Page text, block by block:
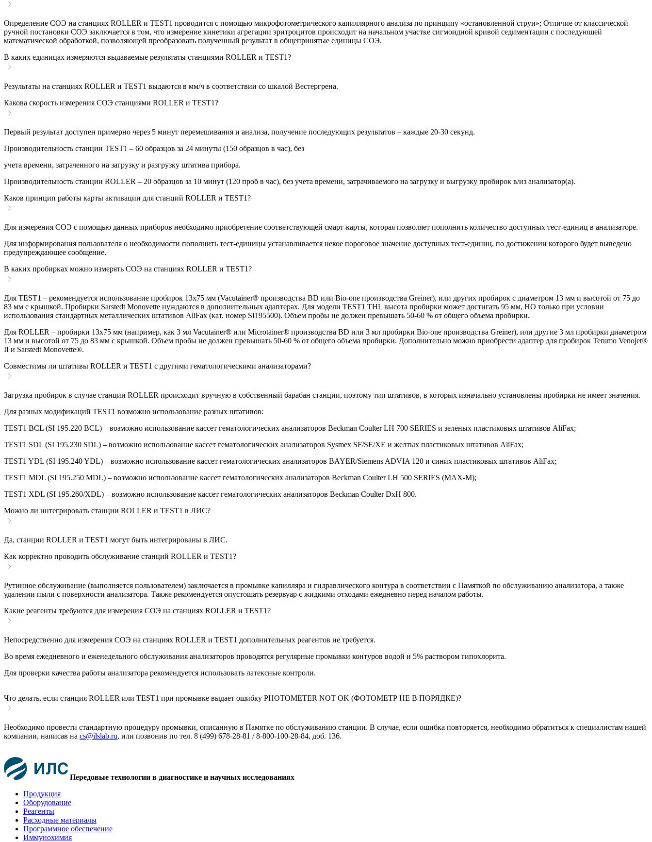
Определение СОЭ на станциях ROLLER и TEST1 проводится с помощью микрофотометрического капиллярного анализа по принципу «остановленной струи»; Отличие от классической
ручной постановки СОЭ заключается в том, что измерение кинетики агрегации эритроцитов происходит на начальном участке сигмоидной кривой седиментации с последующей
математической обработкой, позволяющей преобразовать полученный результат в общепринятые единицы СОЭ.
В каких единицах измеряются выдаваемые результаты станциями ROLLER и TEST1?
Результаты на станциях ROLLER и TEST1 выдаются в мм/ч в соответствии со шкалой Вестергрена.
Какова скорость измерения СОЭ станциями ROLLER и TEST1?
Первый результат доступен примерно через 5 минут перемешивания и анализа, получение последующих результатов – каждые 20-30 секунд.
Производительность станции TEST1 – 60 образцов за 24 минуты (150 образцов в час), без
учета времени, затраченного на загрузку и разгрузку штатива прибора.
Производительность станции ROLLER – 20 образцов за 10 минут (120 проб в час), без учета времени, затрачиваемого на загрузку и выгрузку пробирок в/из анализатор(а).
Каков принцип работы карты активации для станций ROLLER и TEST1?
Для измерения СОЭ с помощью данных приборов необходимо приобретение соответствующей смарт-карты, которая позволяет пополнить количество доступных тест-единиц в анализаторе.
Для информирования пользователя о необходимости пополнить тест-единицы устанавливается некое пороговое значение доступных тест-единиц, по достижении которого будет выведено
предупреждающее сообщение.
В каких пробирках можно измерять СОЭ на станциях ROLLER и TEST1?
Для TEST1 ­– рекомендуется использование пробирок 13x75 мм (Vacutainer® производства BD или Bio-one производства Greiner), или других пробирок с диаметром 13 мм и высотой от 75 до
83 мм с крышкой. Пробирки Sarstedt Monovette нуждаются в дополнительных адаптерах. Для модели TEST1 THL высота пробирки может достигать 95 мм, НО только при условии
использования стандартных металлических штативов AliFax (кат. номер SI195500). Объем пробы не должен превышать 50-60 % от общего объема пробирки.
Для ROLLER – пробирки 13x75 мм (например, как 3 мл Vacutainer® или Microtainer® производства BD или 3 мл пробирки Bio-one производства Greiner), или другие 3 мл пробирки диаметром
13 мм и высотой от 75 до 83 мм с крышкой. Объем пробы не должен превышать 50-60 % от общего объема пробирки. Дополнительно можно приобрести адаптер для пробирок Terumo Venojet®
II и Sarstedt Monovette®.
Совместимы ли штативы ROLLER и TEST1 с другими гематологическими анализаторами?
Загрузка пробирок в случае станции ROLLER происходит вручную в собственный барабан станции, поэтому тип штативов, в которых изначально установлены пробирки не имеет значения.
Для разных модификаций TEST1 возможно использование разных штативов:
TEST1 BCL (SI 195.220 BCL) – возможно использование кассет гематологических анализаторов Beckman Coulter LH 700 SERIES и зеленых пластиковых штативов AliFax;
TEST1 SDL (SI 195.230 SDL) – возможно использование кассет гематологических анализаторов Sysmex SF/SE/XE и желтых пластиковых штативов AliFax;
TEST1 YDL (SI 195.240 YDL) – возможно использование кассет гематологических анализаторов BAYER/Siemens ADVIA 120 и синих пластиковых штативов AliFax;
TEST1 MDL (SI 195.250 MDL) – возможно использование кассет гематологических анализаторов Beckman Coulter LH 500 SERIES (MAX-M);
TEST1 XDL (SI 195.260/XDL) – возможно использование кассет гематологических анализаторов Beckman Coulter DxH 800.
Можно ли интегрировать станции ROLLER и TEST1 в ЛИС?
Да, станции ROLLER и TEST1 могут быть интегрированы в ЛИС.
Как корректно проводить обслуживание станций ROLLER и TEST1?
Рутинное обслуживание (выполняется пользователем) заключается в промывке капилляра и гидравлического контура в соответствии с Памяткой по обслуживанию анализатора, а также
удалении пыли с поверхности анализатора. Также рекомендуется опустошать резервуар с жидкими отходами ежедневно перед началом работы.
Какие реагенты требуются для измерения СОЭ на станциях ROLLER и TEST1?
Непосредственно для измерения СОЭ на станциях ROLLER и TEST1 дополнительных реагентов не требуется.
Во время ежедневного и еженедельного обслуживания анализаторов проводятся регулярные промывки контуров водой и 5% раствором гипохлорита.
Для проверки качества работы анализатора рекомендуется использовать латексные контроли.
Что делать, если станция ROLLER или TEST1 при промывке выдает ошибку PHOTOMETER NOT OK (ФОТОМЕТР НЕ В ПОРЯДКЕ)?
Необходимо провести стандартную процедуру промывки, описанную в Памятке по обслуживанию станции. В случае, если ошибка повторяется, необходимо обратиться к специалистам нашей
компании, написав на cs@ilslab.ru, или позвонив по тел. 8 (499) 678-28-81 / 8-800-100-28-84, доб. 136.
Передовые технологии в диагностике и научных исследованиях
Продукция
Оборудование
Реагенты
Расходные материалы
Программное обеспечение
Иммунохимия